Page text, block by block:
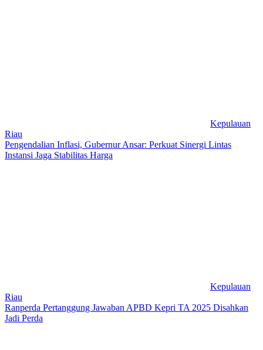
Kepulauan
Riau
Pengendalian Inflasi, Gubernur Ansar: Perkuat Sinergi Lintas
Instansi Jaga Stabilitas Harga
Kepulauan
Riau
Ranperda Pertanggung Jawaban APBD Kepri TA 2025 Disahkan
Jadi Perda